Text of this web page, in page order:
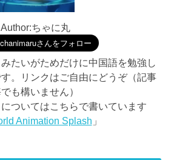
Author:ちゃに丸
たいがためだけに中国語を勉強し
。リンクはご自由にどうぞ（記事
も構いません）
ついてはこちらで書いています
Animation Splash 」